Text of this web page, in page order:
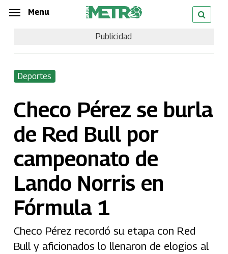
Skip
content
Menu
Publicidad
Deportes
Checo Pérez se burla
de Red Bull por
campeonato de
Lando Norris en
Fórmula 1
Checo Pérez recordó su etapa con Red
Bull y aficionados lo llenaron de elogios al
Menu